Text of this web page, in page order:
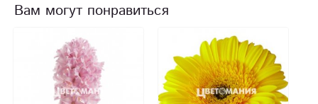
Вам могут понравиться